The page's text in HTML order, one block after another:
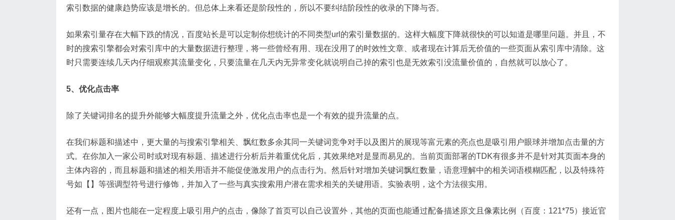
索引数据的健康趋势应该是增长的。但总体上来看还是阶段性的，所以不要纠结阶段性的收录的下降与否。
如果索引量存在大幅下跌的情况，百度站长是可以定制你想统计的不同类型url的索引量数据的。这样大幅度下降就很快的可以知道是哪里问题。并且，不
时的搜索引擎都会对索引库中的大量数据进行整理，将一些曾经有用、现在没用了的时效性文章、或者现在计算后无价值的一些页面从索引库中清除。这
时只需要连续几天内仔细观察其流量变化，只要流量在几天内无异常变化就说明自己掉的索引也是无效索引没流量价值的，自然就可以放心了。
5、优化点击率
除了关键词排名的提升外能够大幅度提升流量之外，优化点击率也是一个有效的提升流量的点。
在我们标题和描述中，更大量的与搜索引擎相关、飘红数多余其同一关键词竞争对手以及图片的展现等富元素的亮点也是吸引用户眼球并增加点击量的方
式。在你加入一家公司时或对现有标题、描述进行分析后并着重优化后，其效果绝对是显而易见的。当前页面部署的TDK有很多并不是针对其页面本身的
主体内容的，而且标题和描述的相关用语并不能促使激发用户的点击行为。然后针对增加关键词飘红数量，语意理解中的相关词语模糊匹配，以及特殊符
号如【】等强调型符号进行修饰，并加入了一些与真实搜索用户潜在需求相关的关键用语。实验表明，这个方法很实用。
还有一点，图片也能在一定程度上吸引用户的点击，像除了首页可以自己设置外，其他的页面也能通过配备描述原文且像素比例（百度：121*75）接近官